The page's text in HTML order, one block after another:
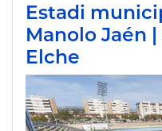
Estadi
Manolo Jaén
Elche